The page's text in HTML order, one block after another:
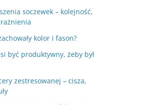
soczewek – kolejność,
kolor i fason?
być produktywny, żeby był
zestresowanej – cisza,